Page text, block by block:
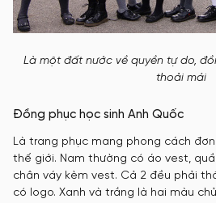
Là một đất nước về quyền tự do,
thoải mái
Đồng phục học sinh Anh Quốc
Là trang phục mang phong cách
thế giới. Nam thường có áo vest,
chân váy kèm vest. Cả 2 đều phải
có logo. Xanh và trắng là hai màu